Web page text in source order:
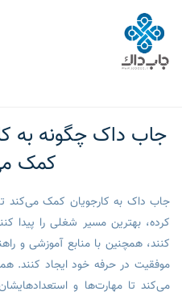
جاب داک چگونه به
کمک
جاب داک به کارجویان کمک می‌کند
کرده، بهترین مسیر شغلی را پیدا
کنند، همچنین با منابع آموزشی و
موفقیت در حرفه خود ایجاد کنند.
می‌کند تا مهارت‌ها و